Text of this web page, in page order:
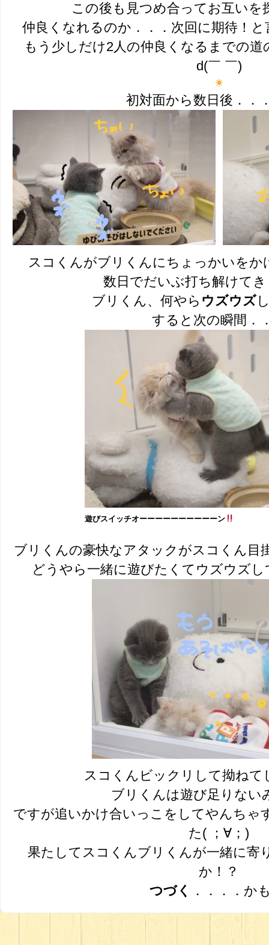
この後も見つめ合ってお互いを
仲良くなれるのか．．．次回に期待！
もう少しだけ2人の仲良くなるまでの
d(￣ ￣)
初対面から数日後．．
スコくんがブリくんにちょっかいをか
数日でだいぶ打ち解けて
ブリくん、何やら ウズウズ
すると次の瞬間．
遊びスイッチオーーーーーーーーーーン
ブリくんの豪快なアタックがスコくん目
どうやら一緒に遊びたくてウズウズ
スコくんビックリして拗ねて
ブリくんは遊び足りない
ですが追いかけ合いっこをしてやんちゃ
た( ；∀；)
果たしてスコくんブリくんが一緒に寄
か！？
つづく
．．．．か